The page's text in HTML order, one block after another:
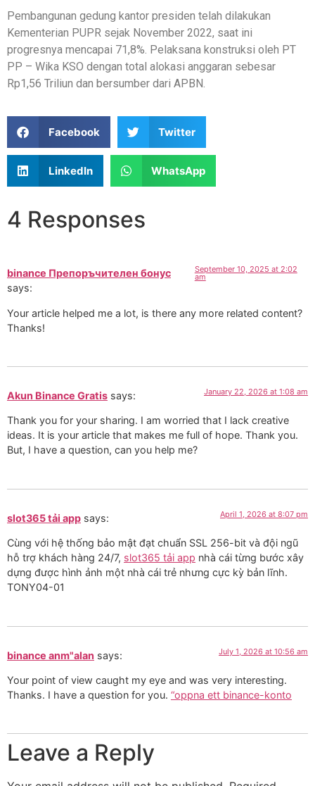
Pembangunan gedung kantor presiden telah dilakukan
Kementerian PUPR sejak November 2022, saat ini
progresnya mencapai 71,8%. Pelaksana konstruksi oleh PT
PP – Wika KSO dengan total alokasi anggaran sebesar
Rp1,56 Triliun dan bersumber dari APBN.
Facebook Twitter
LinkedIn WhatsApp
4 Responses
binance Препоръчителен бонус
says:
September 10, 2025 at 2:02
am
Your article helped me a lot, is there any more related content?
Thanks!
Akun Binance Gratis says: January 22, 2026 at 1:08 am
Thank you for your sharing. I am worried that I lack creative
ideas. It is your article that makes me full of hope. Thank you.
But, I have a question, can you help me?
slot365 tải app says: April 1, 2026 at 8:07 pm
Cùng với hệ thống bảo mật đạt chuẩn SSL 256-bit và đội ngũ
hỗ trợ khách hàng 24/7, slot365 tải app nhà cái từng bước xây
dựng được hình ảnh một nhà cái trẻ nhưng cực kỳ bản lĩnh.
TONY04-01
binance anm"alan says: July 1, 2026 at 10:56 am
Your point of view caught my eye and was very interesting.
Thanks. I have a question for you. “oppna ett binance-konto
Leave a Reply